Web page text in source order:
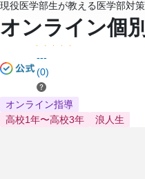
現役医学部生が教える医学部対
オンライン個
---
(0)
オンライン指導
高校1年〜高校3年
浪人生